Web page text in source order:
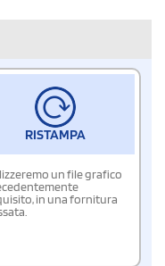
RISTAMPA
un file grafico
in una fornitura